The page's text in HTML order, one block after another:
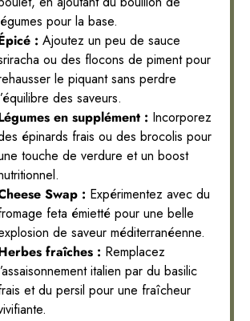
pour la base.
: Ajoutez un peu de sauce
ou des flocons de piment pour
le piquant sans perdre
des saveurs.
en supplément : Incorporez
épinards frais ou des brocolis pour
touche de verdure et un boost
Swap : Expérimentez avec du
feta émietté pour une belle
de saveur méditerranéenne.
fraîches : Remplacez
italien par du basilic
et du persil pour une fraîcheur